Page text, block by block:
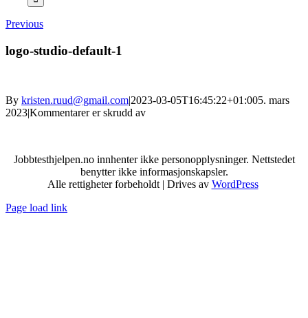
Previous
logo-studio-default-1
By kristen.ruud@gmail.com|2023-03-05T16:45:22+01:005. mars
2023|Kommentarer er skrudd avfor
1
Jobbtesthjelpen.no innhenter ikke personopplysninger. Nettstedet
benytter ikke informasjonskapsler.
Alle rettigheter forbeholdt | Drives av WordPress
Page load link